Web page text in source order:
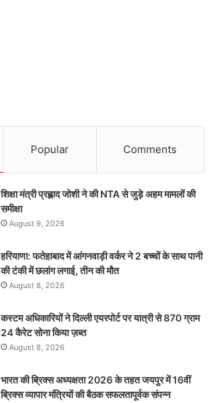
Popular Comments
शिक्षा मंत्री प्रह्लाद जोशी ने की NTA से जुड़े अहम मामलों की
समीक्षा
August 9, 2026
हरियाणा: फतेहाबाद में आंगनवाड़ी वर्कर ने 2 बच्चों के साथ पानी
की टंकी में छलांग लगाई, तीन की मौत
August 8, 2026
कस्टम अधिकारियों ने दिल्ली एयरपोर्ट पर यात्री से 870 ग्राम
24 कैरेट सोना किया ज़ब्त
August 8, 2026
भारत की ब्रिक्‍स अध्यक्षता 2026 के तहत जयपुर में 16वीं
ब्रिक्‍स व्यापार मंत्रियों की बैठक सफलतापूर्वक संपन्न